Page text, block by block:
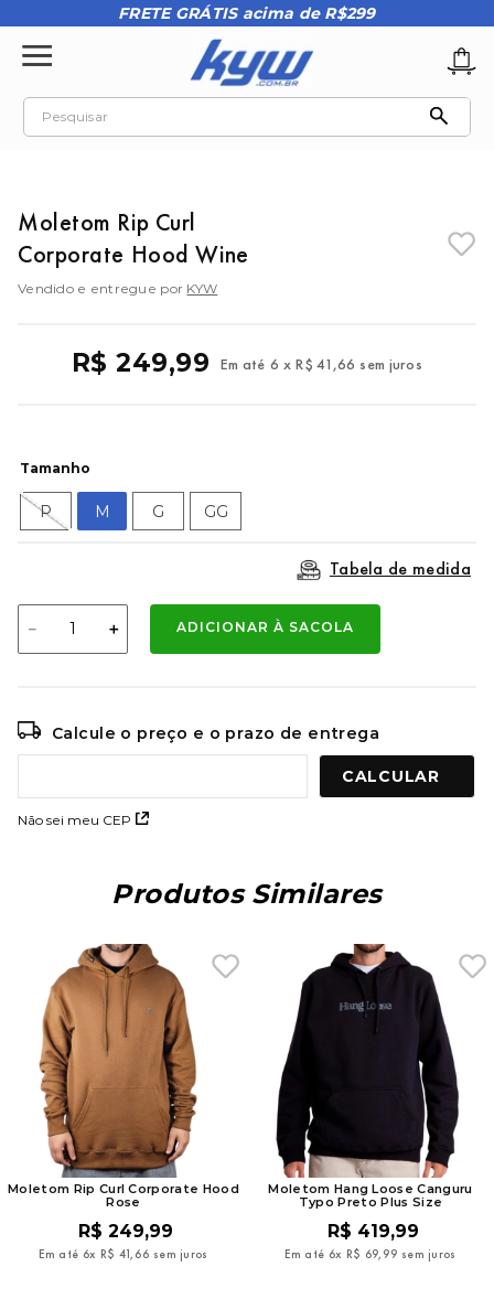
FRETE GRÁTIS acima de R$299
Pesquisar
Moletom Rip Curl
Corporate Hood Wine
Vendido e entregue por KYW
R$ 249,99 Em até 6 x R$ 41 ,66 sem juros
Tamanho
P M G GG
Tabela de medida
＋
－ ADICIONAR À SACOLA
Calcule o preço e o prazo de entrega
Não sei meu CEP
Produtos Similares
Moletom Rip Curl Corporate Hood
Rose
R$ 249,99
Em até 6x R$ 41, 66 sem juros
Moletom Hang Loose Canguru
Typo Preto Plus Size
R$ 419,99
Em até 6x R$ 69, 99 sem juros
2º oakley
kenner
8º regata
9º mochila oakley